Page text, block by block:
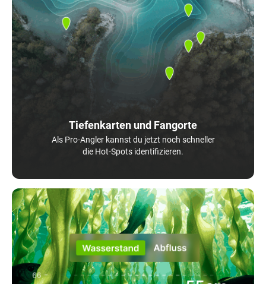
Tiefenkarten und Fangorte
Als Pro-Angler kannst du jetzt noch schneller
die Hot-Spots identifizieren.